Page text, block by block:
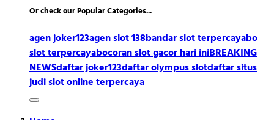
Or check our Popular Categories...
agen joker123agen slot 138bandar slot terpercayabo
slot terpercayabocoran slot gacor hari iniBREAKING
NEWSdaftar joker123daftar olympus slotdaftar situs
judi slot online terpercaya